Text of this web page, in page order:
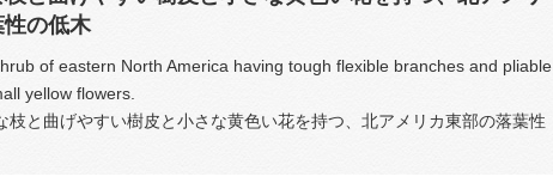
性の低木
of eastern North America having tough flexible branches and pliable
yellow flowers.
枝と曲げやすい樹皮と小さな黄色い花を持つ、北アメリカ東部の落葉性